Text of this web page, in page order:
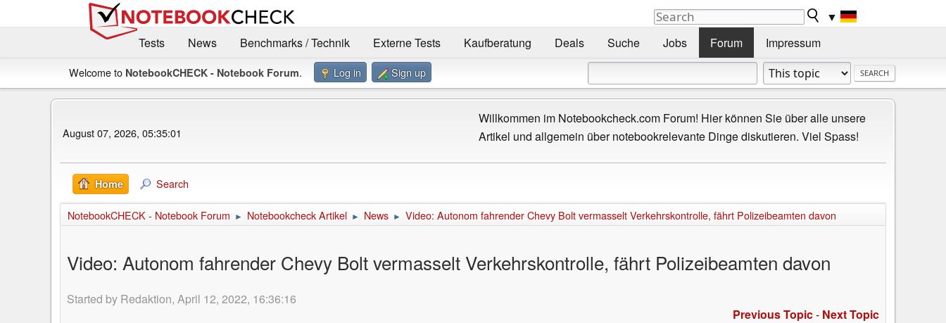
▼
Tests
News Benchmarks / Technik Externe Tests Kaufberatung Deals Suche Jobs Forum Impressum
Welcome to NotebookCHECK - Notebook Forum. Log in Sign up
August 07, 2026, 05:35:01
Willkommen im Notebookcheck.com Forum! Hier können Sie über alle unsere
Artikel und allgemein über notebookrelevante Dinge diskutieren. Viel Spass!
Home Search
NotebookCHECK - Notebook Forum ► Notebookcheck Artikel ► News ► Video: Autonom fahrender Chevy Bolt vermasselt Verkehrskontrolle, fährt Polizeibeamten davon
Video: Autonom fahrender Chevy Bolt vermasselt Verkehrskontrolle, fährt Polizeibeamten davon
Started by Redaktion, April 12, 2022, 16:36:16
Previous Topic- Next Topic